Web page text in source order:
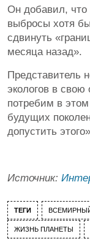
Он добавил, что
выбросы хотя
сдвинуть
месяца назад».
Представитель
экологов в
потребим в этом
будущих
допустить
Источник:
ТЕГИ
ЖИЗНЬ ПЛАНЕТЫ